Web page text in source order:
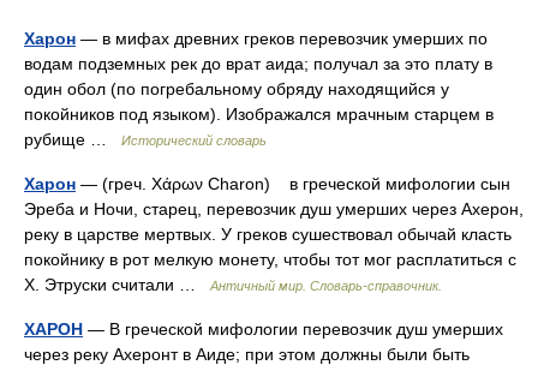
Харон — в мифах древних греков перевозчик умерших по
водам подземных рек до врат аида; получал за это плату в
один обол (по погребальному обряду находящийся у
покойников под языком). Изображался мрачным старцем в
рубище …
Исторический словарь
Харон — (греч. Χάρων Charon) в греческой мифологии сын
Эреба и Ночи, старец, перевозчик душ умерших через Ахерон,
реку в царстве мертвых. У греков сушествовал обычай класть
покойнику в рот мелкую монету, чтобы тот мог расплатиться с
Х. Этруски считали …
Античный мир. Словарь-справочник.
ХАРОН — В греческой мифологии перевозчик душ умерших
через реку Ахеронт в Аиде; при этом должны были быть